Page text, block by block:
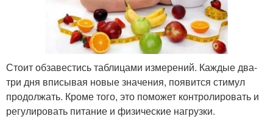
Стоит обзавестись таблицами измерений. Каждые два-
три дня вписывая новые значения, появится стимул
продолжать. Кроме того, это поможет контролировать и
регулировать питание и физические нагрузки.